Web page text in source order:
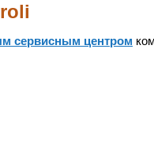
сервисным центром